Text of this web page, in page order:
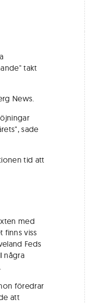
takt
News.
sade
tid att
med
finns viss
Feds
några
föredrar
att